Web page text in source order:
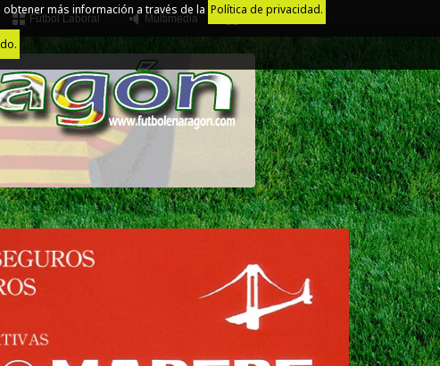
más información a través de la Política de privacidad.
Fútbol Laboral Multimedia Juego Limpio